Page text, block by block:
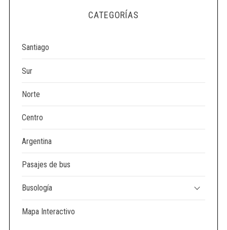
CATEGORÍAS
Santiago
Sur
Norte
Centro
Argentina
Pasajes de bus
Busología
Mapa Interactivo